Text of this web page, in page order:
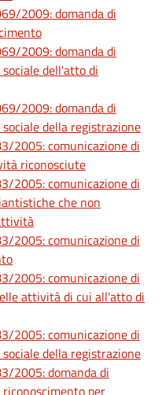
2009: domanda di
2009: domanda di
dell'atto di
2009: domanda di
della registrazione
2005: comunicazione di
riconosciute
2005: comunicazione di
che non
2005: comunicazione di
2005: comunicazione di
attività di cui all'atto di
2005: comunicazione di
della registrazione
2005: domanda di